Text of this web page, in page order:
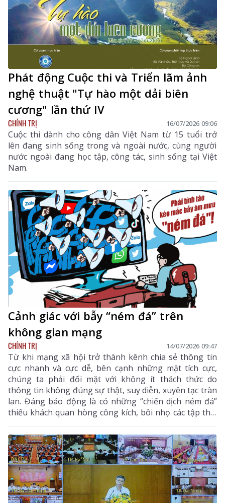
Phát động Cuộc thi và Triển lãm ảnh
nghệ thuật "Tự hào một dải biên
cương" lần thứ IV
CHÍNH TRỊ 16/07/2026 09:06
Cuộc thi dành cho công dân Việt Nam từ 15 tuổi trở
lên đang sinh sống trong và ngoài nước, cùng người
nước ngoài đang học tập, công tác, sinh sống tại Việt
Nam.
Cảnh giác với bẫy “ném đá” trên
không gian mạng
CHÍNH TRỊ 14/07/2026 09:47
Từ khi mạng xã hội trở thành kênh chia sẻ thông tin
cực nhanh và cực dễ, bên cạnh những mặt tích cực,
chúng ta phải đối mặt với không ít thách thức do
thông tin không đúng sự thật, suy diễn, xuyên tạc tràn
lan. Đáng báo động là có những “chiến dịch ném đá”
thiếu khách quan hòng công kích, bôi nhọ các tập thể,
cá nhân. Ẩn sau những dòng trạng thái, lời bình luận
núp bóng “yêu nước, thương dân” là âm mưu kích
động, thực hiện “diễn biến hòa bình”, thúc đẩy “tự diễn
biến”, “tự chuyển hóa” và gây chia rẽ, mất đoàn kết.
Nhiều người thiếu hiểu biết đã hùa theo “ném đá”...